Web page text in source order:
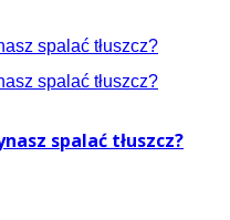
spalać tłuszcz?